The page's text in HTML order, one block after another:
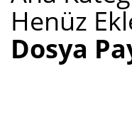
Henüz
Dosya